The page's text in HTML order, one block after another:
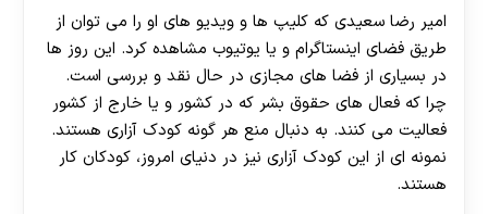
امیر رضا سعیدی که کلیپ ها و ویدیو های او را می توان از
طریق فضای اینستاگرام و یا یوتیوب مشاهده کرد. این روز ها
در بسیاری از فضا های مجازی در حال نقد و بررسی است.
چرا که فعال های حقوق بشر که در کشور و یا خارج از کشور
فعالیت می کنند. به دنبال منع هر گونه کودک آزاری هستند.
نمونه ای از این کودک آزاری نیز در دنیای امروز، کودکان کار
هستند.